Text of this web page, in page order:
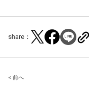
share：
Post
< 前へ